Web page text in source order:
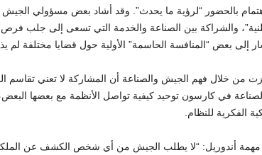
بالحضور “لرؤية ما يحدث”. وقد أشاد بعض مسؤولي الجيش
والشراكة بين الصناعة والخدمة التي تسعى إلى جلب فرص
إلى بعض “المنافسة الحاسمة” الأولية حول قضايا مختلفة لم
من خلال فهم الجيش والصناعة أن المشاركة لا تعني تقاسم
في كارسون توحيد كيفية تواصل الأنظمة مع بعضها
الفكرية للنظام.
مهمة أندوريل: “لا يطلب الجيش من أي شخص الكشف عن